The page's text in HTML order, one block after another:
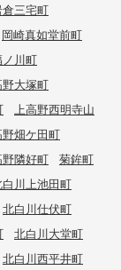
倉三宅町
岡崎真如堂前町
川町
大塚町
上高野西明寺山
畑ケ田町
隣好町
菊鉾町
白川上池田町
北白川仕伏町
北白川大堂町
北白川西平井町